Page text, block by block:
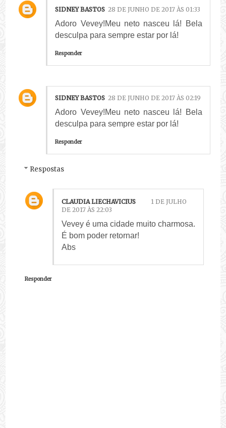
SIDNEY BASTOS 28 DE JUNHO DE 2017 ÀS 01:33
Adoro Vevey!Meu neto nasceu lá! Bela
desculpa para sempre estar por lá!
Responder
SIDNEY BASTOS 28 DE JUNHO DE 2017 ÀS 02:19
Adoro Vevey!Meu neto nasceu lá! Bela
desculpa para sempre estar por lá!
Responder
Respostas
CLAUDIA LIECHAVICIUS
1 DE JULHO
DE 2017 ÀS 22:03
Vevey é uma cidade muito charmosa.
É bom poder retornar!
Abs
Responder